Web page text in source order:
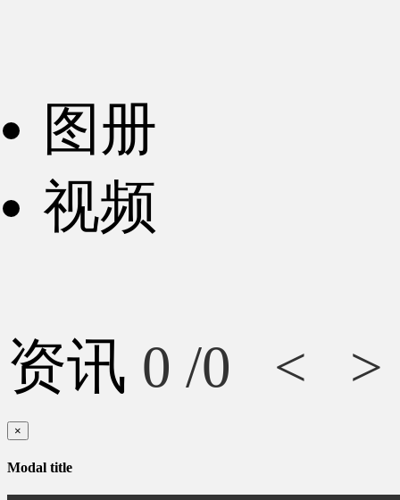
图册
视频
资讯 0 /0 < >
×
Modal title